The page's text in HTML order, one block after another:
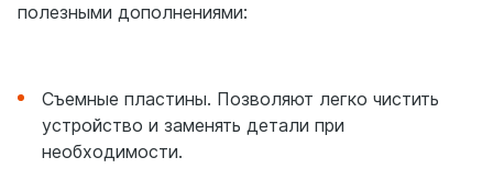
полезными дополнениями:
Съемные пластины. Позволяют легко чистить
устройство и заменять детали при
необходимости.